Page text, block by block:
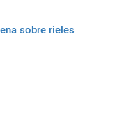
sobre rieles